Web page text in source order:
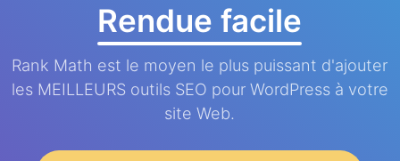
Rendue facile
Rank Math est le moyen le plus puissant d'ajouter
les MEILLEURS outils SEO pour WordPress à votre
site Web.